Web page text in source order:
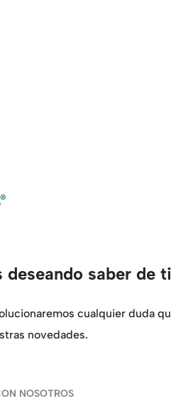
deseando saber de ti
cualquier duda
novedades.
NOSOTROS